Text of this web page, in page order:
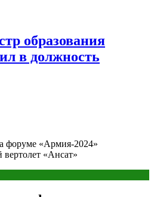
образования
в должность
форуме «Армия-2024»
«Ансат»